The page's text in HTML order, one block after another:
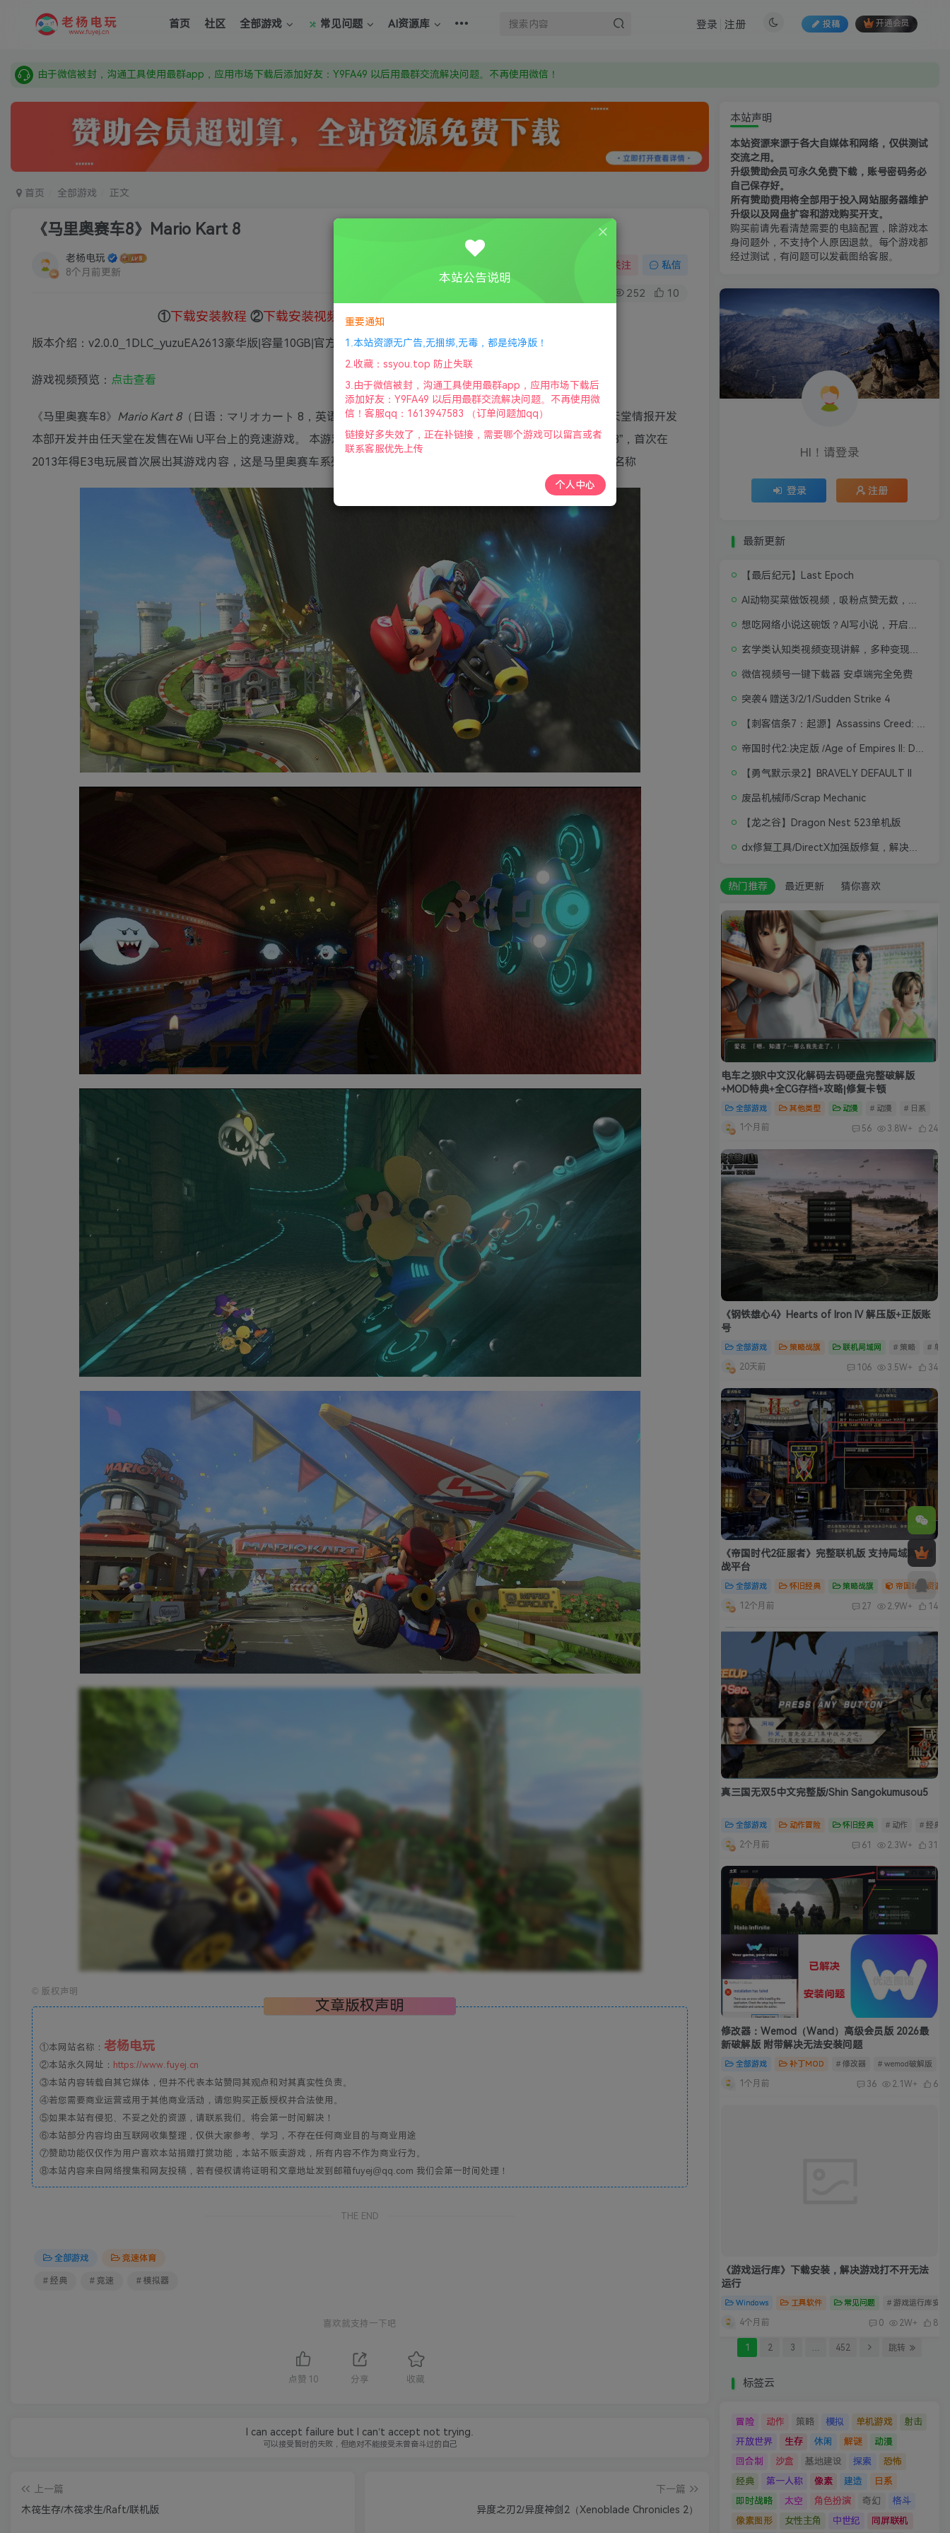
首页 社区 全部游戏 常见问题 AI资源库 投稿 开通会员
登录 注册
本站资源来自网络搜集，如有侵权，请联系删除：fuyej@qq.com 附上证书和内容链接
需要什么游戏请联系客服，若链接失效请联系客服，百度网盘边上的激活码也是解压密码
首页 全部游戏 正文
《马里奥赛车8》Mario Kart 8
老杨电玩
8个月前更新
关注 私信
252 10
①下载安装教程 ②下载安装视频教程 ③
版本介绍：v2.0.0_1DLC_yuzuEA2613豪华版|容量10GB|官方简体中文|2022年05月22号更新
游戏视频预览： 点击查看
《马里奥赛车8》 Mario Kart 8（日语：マリオカート 8，英语：Mario Kart 8，台港译作“玛利欧赛车8”）是一款由任天堂情报开发
本部开发并由任天堂在发售在Wii U平台上的竞速游戏。 本游戏为马里奥赛车系列的第8作游戏，名称也因此而取名为“8”，首次在
2013年得E3电玩展首次展出其游戏内容，这是马里奥赛车系列第三作在家用主机中游戏名称不是用该游戏主机来当作名称
© 版权声明
文章版权声明
①本网站名称： 老杨电玩
②本站永久网址： https://www.fuyej.cn
③本站内容转载自其它媒体，但并不代表本站赞同其观点和对其真实性负责。
④若您需要商业运营或用于其他商业活动，请您购买正版授权并合法使用。
⑤如果本站有侵犯、不妥之处的资源，请联系我们。将会第一时间解决！
⑥本站部分内容均由互联网收集整理，仅供大家参考、学习，不存在任何商业目的与商业用途
⑦赞助功能仅仅作为用户喜欢本站捐赠打赏功能，本站不贩卖游戏，所有内容不作为商业行为。
⑧本站内容来自网络搜集和网友投稿，若有侵权请将证明和文章地址发到邮箱fuyej@qq.com 我们会第一时间处理！
THE END
全部游戏 竞速体育
# 经典 # 竞速 # 模拟器
喜欢就支持一下吧
点赞 10 分享 收藏
I can accept failure but I can’t accept not trying.
可以接受暂时的失败，但绝对不能接受未曾奋斗过的自己
上一篇
木筏生存/木筏求生/Raft/联机版
下一篇
异度之刃2/异度神剑2（Xenoblade Chronicles 2）
本站声明
本站资源来源于各大自媒体和网络，仅供测试
交流之用。
升级赞助会员可永久免费下载，账号密码务必
自己保存好。
所有赞助费用将全部用于投入网站服务器维护
升级以及网盘扩容和游戏购买开支。
购买前请先看清楚需要的电脑配置，除游戏本
身问题外，不支持个人原因退款。每个游戏都
经过测试，有问题可以发截图给客服。
HI！请登录
登录 注册
最新更新
【最后纪元】Last Epoch
微信视频号一键下载器 安卓端完全免费
突袭4 赠送3/2/1/Sudden Strike 4
【勇气默示录2】BRAVELY DEFAULT II
废品机械师/Scrap Mechanic
【龙之谷】Dragon Nest 523单机版
热门推荐 最近更新 猜你喜欢
电车之狼R中文汉化解码去码硬盘完整破解版
+MOD特典+全CG存档+攻略|修复卡顿
全部游戏 其他类型 动漫 # 动漫 # 日系
1个月前 56 3.8W+ 24
《钢铁雄心4》Hearts of Iron IV 解压版+正版账
号
全部游戏 策略战旗 联机局域网 # 策略 # 单
20天前 106 3.5W+ 34
《帝国时代2征服者》完整联机版 支持局域网+对
战平台
全部游戏 怀旧经典 策略战旗 帝国时代资源
12个月前 27 2.9W+ 14
真三国无双5中文完整版/Shin Sangokumusou5
全部游戏 动作冒险 怀旧经典 # 动作 # 经典
2个月前 61 2.3W+ 31
修改器：Wemod（Wand）高级会员版 2026最
新破解版 附带解决无法安装问题
全部游戏 补丁MOD # 修改器 # wemod破解版
1个月前 36 2.1W+ 6
《游戏运行库》下载安装，解决游戏打不开无法
运行
Windows 工具软件 常见问题 # 游戏运行库安装
4个月前 0 2W+ 8
1 2 3 … 452 跳转
标签云
冒险 动作 策略 模拟 单机游戏
射击
开放世界
生存 休闲 解谜
动漫
回合制
沙盒 基地建设 探索
恐怖
经典
第一人称 像素 建造
日系
即时战略
太空 角色扮演 奇幻
格斗
像素图形
女性主角 中世纪 同屏联机
本站公告说明
重要通知
1.本站资源无广告,无捆绑,无毒，都是纯净版！
2.收藏：ssyou.top 防止失联
3.由于微信被封，沟通工具使用最群app，应用市场下载后
添加好友：Y9FA49 以后用最群交流解决问题。不再使用微
信！客服qq：1613947583 （订单问题加qq）
链接好多失效了，正在补链接，需要哪个游戏可以留言或者
联系客服优先上传
个人中心